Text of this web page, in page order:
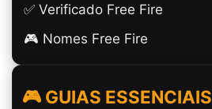
✅ Verificado Free Fire
🎮 Nomes Free Fire
🎮 GUIAS ESSENCIAIS